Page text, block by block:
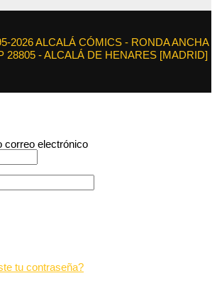
2026 ALCALÁ CÓMICS - RONDA ANCHA
28805 - ALCALÁ DE HENARES [MADRID]
correo electrónico
tu contraseña?